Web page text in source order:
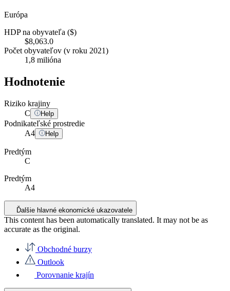
Európa
HDP na obyvateľa ($)
$8,063.0
Počet obyvateľov (v roku 2021)
1,8 milióna
Hodnotenie
Riziko krajiny
C
Help
Podnikateľské prostredie
A4 Help
Predtým
C
Predtým
A4
Ďalšie hlavné ekonomické ukazovatele
This content has been automatically translated. It may not be as
accurate as the original.
Obchodné burzy
Outlook
Porovnanie krajín